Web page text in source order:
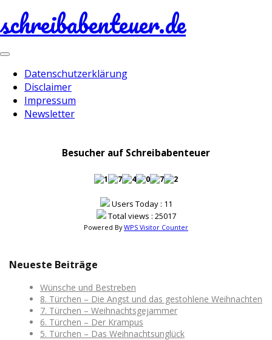
schreibabenteuer.de
Toggle
Datenschutzerklärung
Disclaimer
Impressum
Newsletter
Besucher auf Schreibabenteuer
Users Today : 11
Total views : 25017
Powered ByWPS Visitor Counter
Neueste Beiträge
Wünsche und Bestreben
8. Türchen – Die Angst und das gestohlene Weihnachten
7. Türchen – Weihnachtsgejammer
6. Türchen – Der Krampus
5. Türchen – Das Weihnachtsunglück